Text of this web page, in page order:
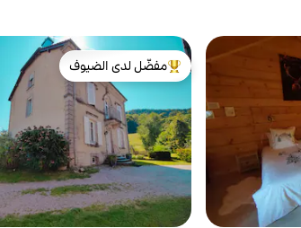
من أبرز البيوت المفضّلة لدى الضيوف
مفضّل لدى الضيوف